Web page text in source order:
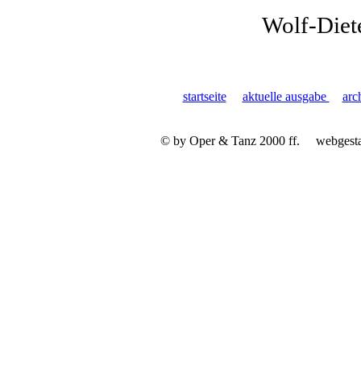
Wolf-
startseite aktuelle ausgabe
© by Oper & Tanz 2000 ff.